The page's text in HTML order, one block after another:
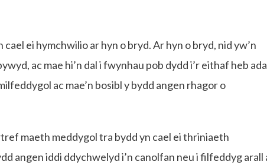
ei hymchwilio ar hyn o bryd. Ar hyn o bryd, nid yw’n
ac mae hi’n dal i fwynhau pob dydd i’r eithaf heb
ac mae’n bosibl y bydd angen rhagor o
maeth meddygol tra bydd yn cael ei thriniaeth
angen iddi ddychwelyd i’n canolfan neu i filfeddyg arall